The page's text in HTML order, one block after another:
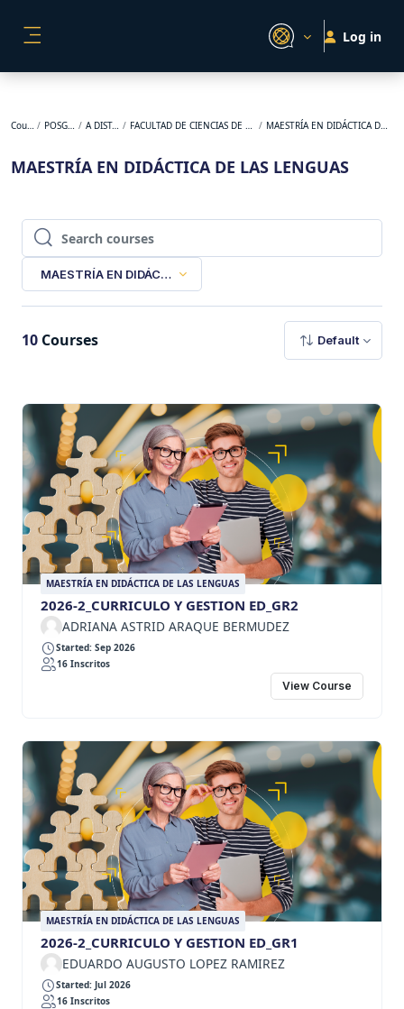
Log in
Courses POSGRADO A DISTANCIA FACULTAD DE CIENCIAS DE LA EDUCACIÓN MAESTRÍA EN DIDÁCTICA DE LAS LENGUAS
MAESTRÍA EN DIDÁCTICA DE LAS LENGUAS
Search courses
Search courses
MAESTRÍA EN DIDÁCTICA DE LAS LENGUAS
10 Courses Default
MAESTRÍA EN DIDÁCTICA DE LAS LENGUAS
2026-2_CURRICULO Y GESTION ED_GR2
ADRIANA ASTRID ARAQUE BERMUDEZ
Started: Sep 2026
16 Inscritos
View Course
MAESTRÍA EN DIDÁCTICA DE LAS LENGUAS
2026-2_CURRICULO Y GESTION ED_GR1
EDUARDO AUGUSTO LOPEZ RAMIREZ
Started: Jul 2026
16 Inscritos